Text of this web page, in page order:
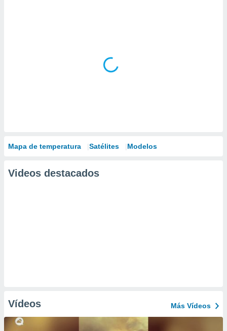
Mapa de temperatura Satélites Modelos
Videos destacados
Vídeos Más Vídeos